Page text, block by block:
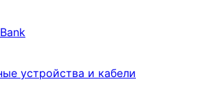
устройства и кабели